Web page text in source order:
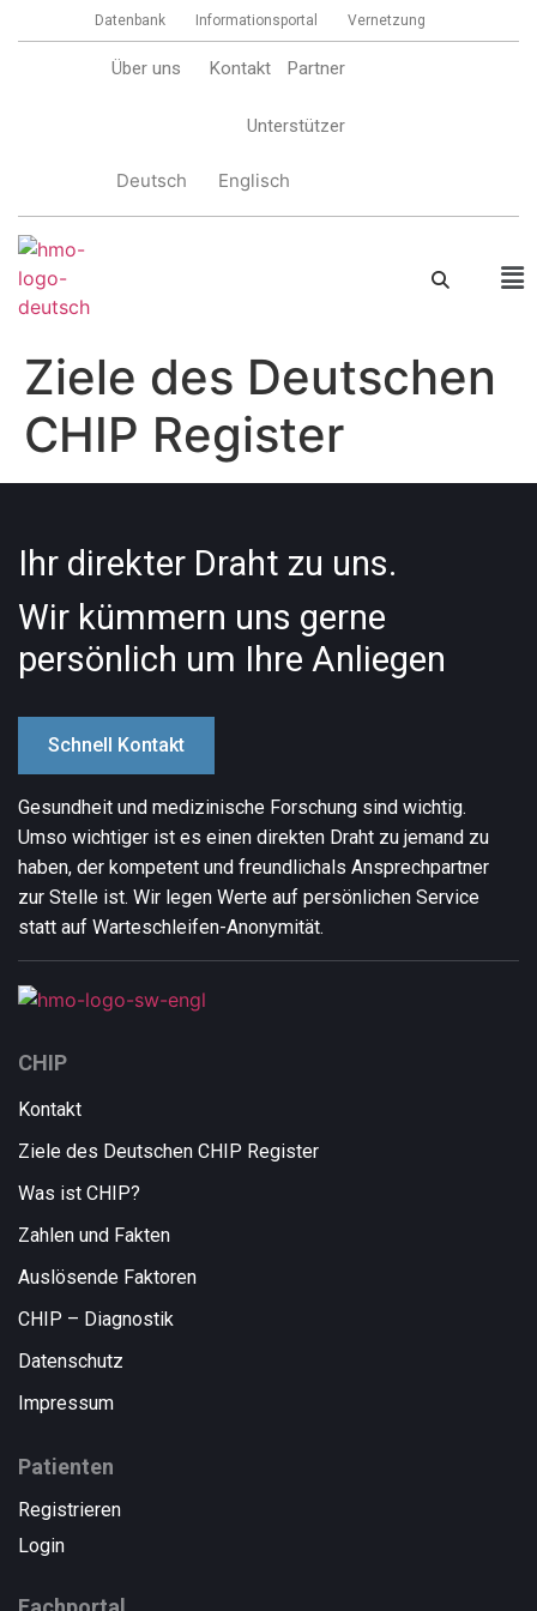
Datenbank Informationsportal Vernetzung
Über uns Kontakt Partner
Unterstützer
Deutsch Englisch
Ziele des Deutschen
CHIP Register
Ihr direkter Draht zu uns.
Wir kümmern uns gerne
persönlich um Ihre Anliegen
Schnell Kontakt
Gesundheit und medizinische Forschung sind wichtig.
Umso wichtiger ist es einen direkten Draht zu jemand zu
haben, der kompetent und freundlichals Ansprechpartner
zur Stelle ist. Wir legen Werte auf persönlichen Service
statt auf Warteschleifen-Anonymität.
CHIP
Kontakt
Ziele des Deutschen CHIP Register
Was ist CHIP?
Zahlen und Fakten
Auslösende Faktoren
CHIP – Diagnostik
Datenschutz
Impressum
Patienten
Registrieren
Login